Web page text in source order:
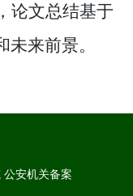
论文总结基于
来前景。
安机关备案